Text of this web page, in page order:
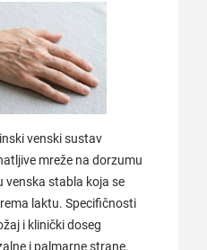
venski sustav
mreže na dorzumu
venska stabla koja se
laktu. Specifičnosti
i klinički doseg
i palmarne strane.